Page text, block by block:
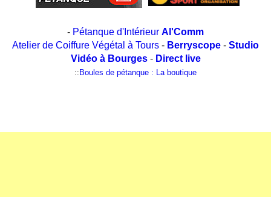
- Pétanque d'Intérieur Al'Comm
Atelier de Coiffure Végétal à Tours - Berryscope - Studio
Vidéo à Bourges- Direct live
:: Boules de pétanque : La boutique